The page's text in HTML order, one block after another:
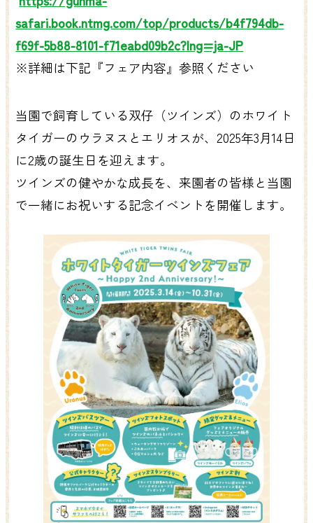
safari.book.ntmg.com/top/products/b4f794db-
f69f-5b88-8101-f71eabd09b2c?lng=ja-JP
※詳細は下記『フェア内容』参照ください
当園で飼育している双仔（ツインズ）のホワイト
タイガーのウラヌスとエリオスが、2025年3月14日
に2歳の誕生日を迎えます。
ツインズの健やかな成長を、来園者の皆様と当園
で一緒にお祝いする記念イベントを開催します。